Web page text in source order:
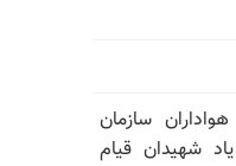
سازمان
شهیدان قیام